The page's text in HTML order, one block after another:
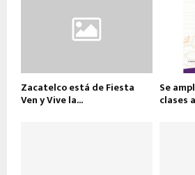
Zacatelco está de Fiesta
Ven y Vive la...
Se
clases